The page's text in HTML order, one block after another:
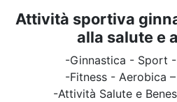
Attività sportiva
alla salute e
-Ginnastica - Sport
-Fitness - Aerobica –
-Attività Salute e